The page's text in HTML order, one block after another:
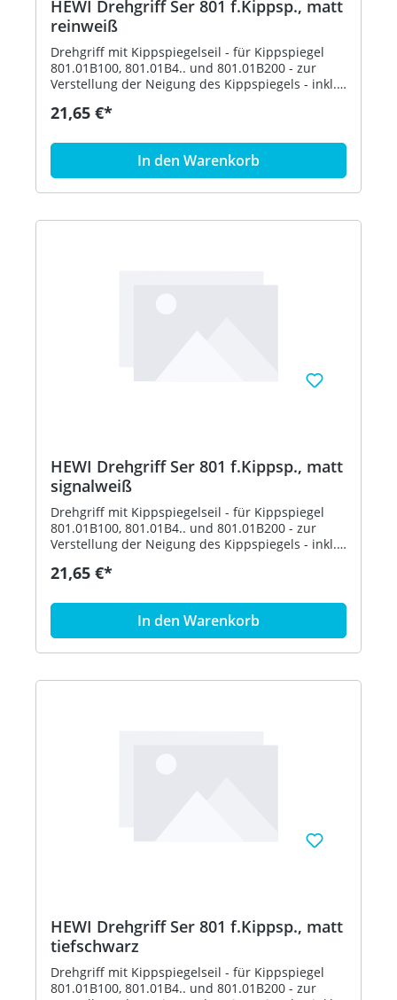
HEWI Drehgriff Ser 801 f.Kippsp., matt
reinweiß
Drehgriff mit Kippspiegelseil - für Kippspiegel
801.01B100, 801.01B4.. und 801.01B200 - zur
Verstellung der Neigung des Kippspiegels - inkl.
mattem Polyamid in den HEWI Farben 99
(Felsgrau), 92 (Anthrazitgrau) und 90
(Tiefschwarz) - in HEWI Farbe 99 (Reinweiß)
21,65 €*
In den Warenkorb
HEWI Drehgriff Ser 801 f.Kippsp., matt
signalweiß
Drehgriff mit Kippspiegelseil - für Kippspiegel
801.01B100, 801.01B4.. und 801.01B200 - zur
Verstellung der Neigung des Kippspiegels - inkl.
mattem Polyamid in den HEWI Farben 99
(Felsgrau), 92 (Anthrazitgrau) und 90
(Tiefschwarz) - in HEWI Farbe 98 (Signalweiß)
21,65 €*
In den Warenkorb
HEWI Drehgriff Ser 801 f.Kippsp., matt
tiefschwarz
Drehgriff mit Kippspiegelseil - für Kippspiegel
801.01B100, 801.01B4.. und 801.01B200 - zur